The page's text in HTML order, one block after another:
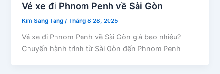
Vé xe đi Phnom Penh về Sài Gòn
Kim Sang Tăng/Tháng 8 28, 2025
Vé xe đi Phnom Penh về Sài Gòn giá bao nhiêu?
Chuyến hành trình từ Sài Gòn đến Phnom Penh